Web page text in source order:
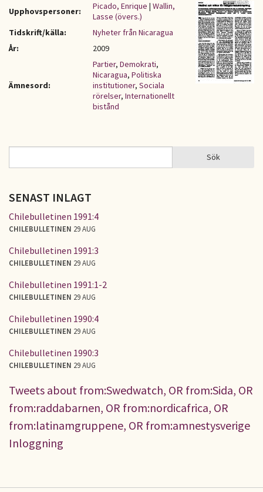
Upphovspersoner: Picado, Enrique | Wallin,
Lasse (övers.)
Tidskrift/källa:
Nyheter från Nicaragua
År:
2009
Ämnesord:
Partier, Demokrati,
Nicaragua, Politiska
institutioner, Sociala
rörelser, Internationellt
bistånd
SÖKFORMULÄR Sök
SENAST INLAGT
Chilebulletinen 1991:4
CHILEBULLETINEN 29 AUG
Chilebulletinen 1991:3
CHILEBULLETINEN 29 AUG
Chilebulletinen 1991:1-2
CHILEBULLETINEN 29 AUG
Chilebulletinen 1990:4
CHILEBULLETINEN 29 AUG
Chilebulletinen 1990:3
CHILEBULLETINEN 29 AUG
Tweets about from:Swedwatch, OR from:Sida, OR
from:raddabarnen, OR from:nordicafrica, OR
from:latinamgruppene, OR from:amnestysverige
Inloggning